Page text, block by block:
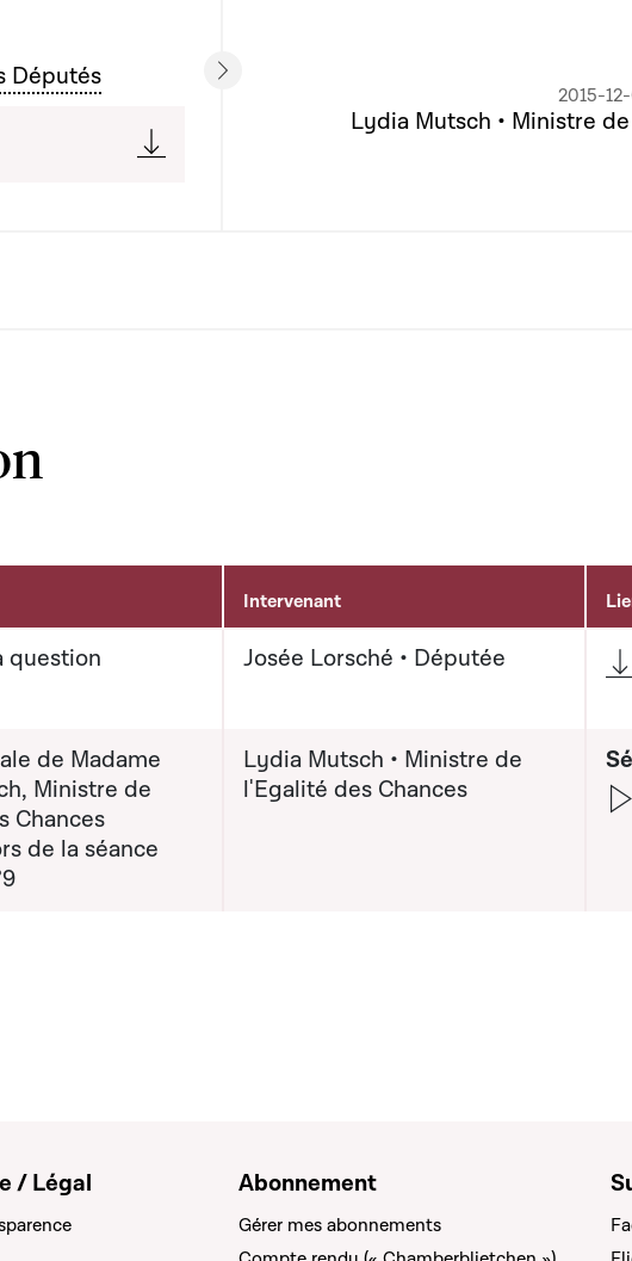
Députés
2015-
Lydia Mutsch • Ministre
Intervenant
question Josée Lorsché • Députée
de Madame
Ministre de
Chances
de la séance
Lydia Mutsch • Ministre de
l'Egalité des Chances
/ Légal Abonnement
Gérer mes abonnements